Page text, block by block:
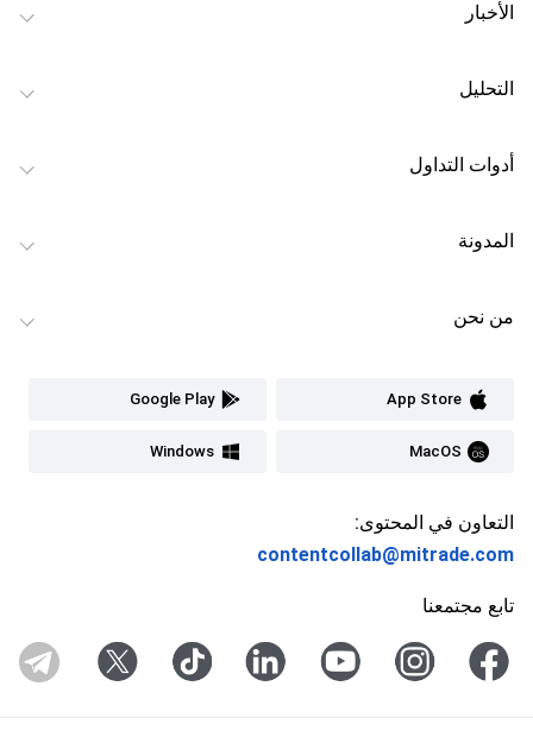
الأخبار
التحليل
أدوات التداول
المدونة
من نحن
App Store
Google Play
MacOS
Windows
التعاون في المحتوى:
contentcollab@mitrade.com
تابع مجتمعنا